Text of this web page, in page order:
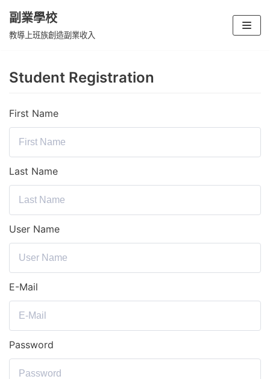
Skip
副業學校
教導上班族創造副業收入
Student Registration
First Name
Last Name
User Name
E-Mail
Password